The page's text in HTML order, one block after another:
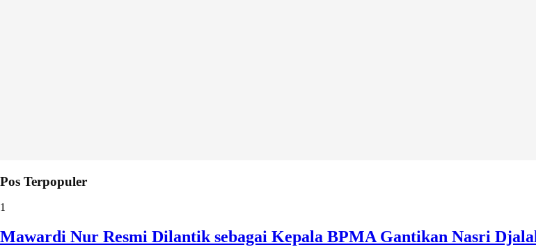
Pos Terpopuler
1
Mawardi Nur Resmi Dilantik sebagai Kepala BPMA Gantikan Nasri Djalal